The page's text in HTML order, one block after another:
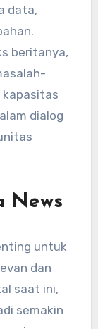
data,
beritanya,
kapasitas
dialog
News
untuk
dan
saat ini,
semakin